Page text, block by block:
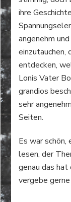
ihre
angenehm
einzutauchen,
entdecken,
Lonis Vater
grandios
sehr
Seiten.
Es war schön,
lesen, der
genau das
vergebe